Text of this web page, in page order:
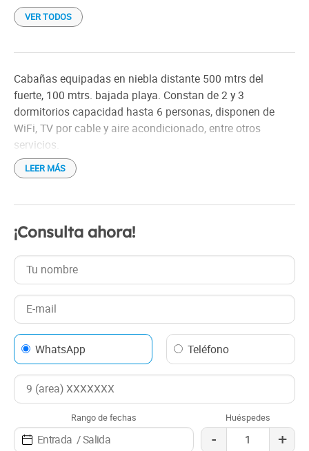
VER TODOS
Cabañas equipadas en niebla distante 500 mtrs del
fuerte, 100 mtrs. bajada playa. Constan de 2 y 3
dormitorios capacidad hasta 6 personas, disponen de
WiFi, TV por cable y aire acondicionado, entre otros
servicios.
LEER MÁS
¡Consulta ahora!
WhatsApp Teléfono
Rango de fechas Huéspedes
- +